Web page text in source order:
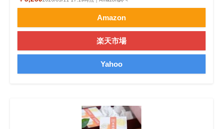
Amazon
楽天市場
Yahoo